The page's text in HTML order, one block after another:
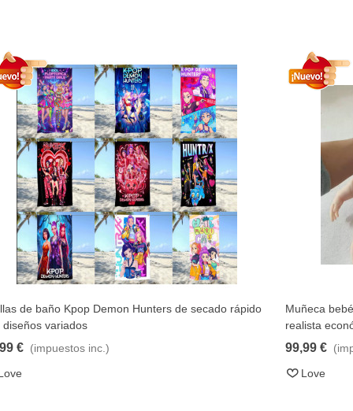
Añadir al carrito
de baño Kpop Demon Hunters de secado rápido
diseños variados
€ (impuestos inc.)
Muñeca
realista
99,99 €
Love